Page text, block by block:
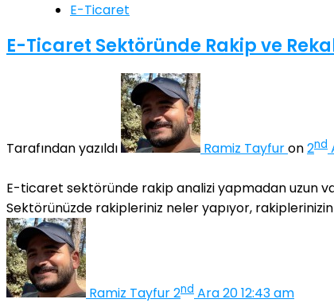
E-Ticaret
E-Ticaret Sektöründe Rakip ve
Tarafından yazıldı Ramiz Tayfuron2nd
E-ticaret sektöründe rakip analizi yapmadan uzun
Sektörünüzde rakipleriniz neler yapıyor,
Ramiz Tayfur2nd Ara 20 12:43 am